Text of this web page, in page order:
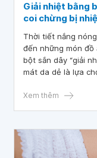
Giải nhiệt bằng
coi chừng bị
Thời tiết nắng
đến những món đồ
bột sắn dây “giải
mát da dẻ là lựa
đúng cách.
Xem thêm